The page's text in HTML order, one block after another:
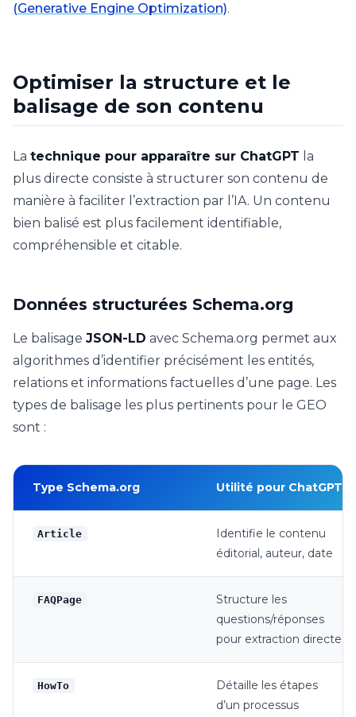
(Generative Engine Optimization).
Optimiser la structure et le
balisage de son contenu
La technique pour apparaître sur ChatGPT la
plus directe consiste à structurer son contenu de
manière à faciliter l’extraction par l’IA. Un contenu
bien balisé est plus facilement identifiable,
compréhensible et citable.
Données structurées Schema.org
Le balisage JSON-LD avec Schema.org permet aux
algorithmes d’identifier précisément les entités,
relations et informations factuelles d’une page. Les
types de balisage les plus pertinents pour le GEO
sont :
Type Schema.org Utilité pour ChatGPT
Article
Identifie le contenu
éditorial, auteur, date
FAQPage
Structure les
questions/réponses
pour extraction directe
HowTo
Détaille les étapes
d’un processus